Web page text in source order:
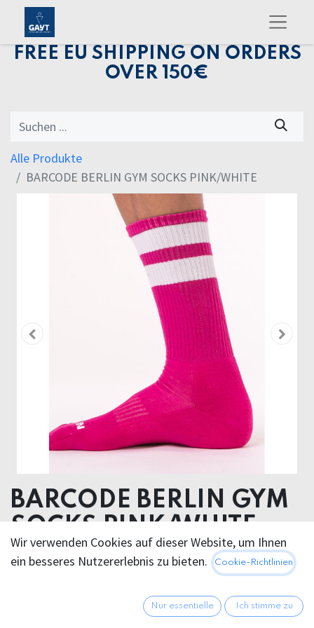
FREE EU SHIPPING ON ORDERS
OVER 150€
Alle Produkte
BARCODE BERLIN GYM SOCKS PINK/WHITE
BARCODE BERLIN GYM
SOCKS PINK/WHITE
80% Cotton 18 % Polyamide 2% Elastan
Wir verwenden Cookies auf dieser Website, um Ihnen
ein besseres Nutzererlebnis zu bieten.
Cookie-Richtlinien
Nur essentielle Ich stimme zu